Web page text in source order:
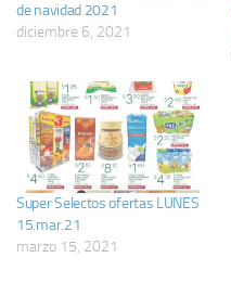
de navidad 2021
diciembre 6, 2021
Super Selectos ofertas LUNES
15.mar.21
marzo 15, 2021